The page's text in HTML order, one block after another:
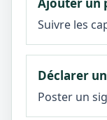
Suivre les
Déclarer
Poster un